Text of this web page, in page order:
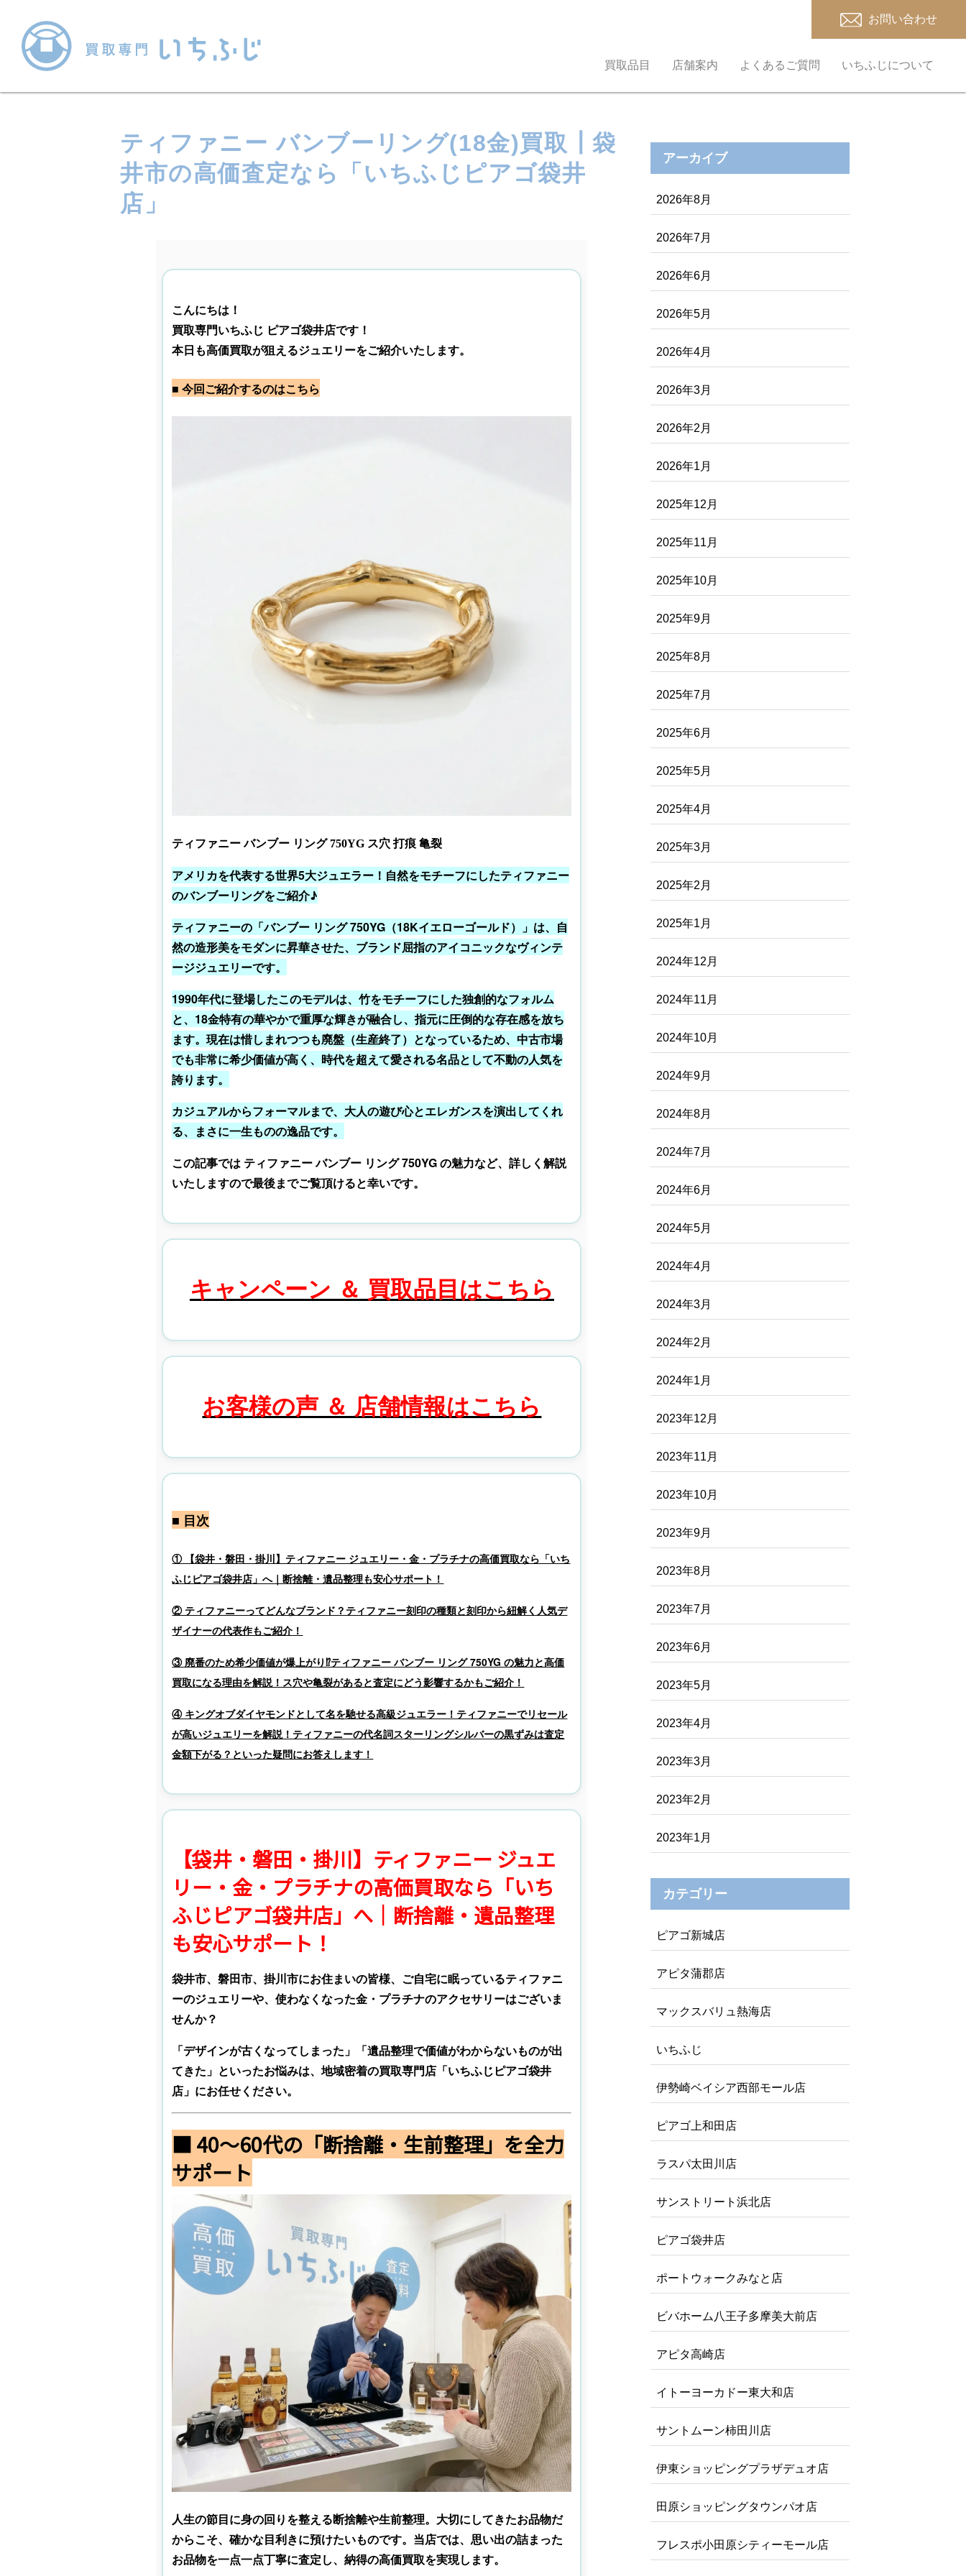
お問い合わせ
買取品目 店舗案内 よくあるご質問 いちふじについて
ティファニー バンブーリング(18金)買取┃袋
井市の高価査定なら「いちふじピアゴ袋井
店」
こんにちは！
買取専門いちふじ ピアゴ袋井店です！
本日も高価買取が狙えるジュエリーをご紹介いたします。
■ 今回ご紹介するのはこちら
ティファニー バンブー リング 750YG ス穴 打痕 亀裂
アメリカを代表する世界5大ジュエラー！自然をモチーフにしたティファニー
のバンブーリングをご紹介♪
ティファニーの「バンブー リング 750YG（18Kイエローゴールド）」は、自
然の造形美をモダンに昇華させた、ブランド屈指のアイコニックなヴィンテ
ージジュエリーです。
1990年代に登場したこのモデルは、竹をモチーフにした独創的なフォルム
と、18金特有の華やかで重厚な輝きが融合し、指元に圧倒的な存在感を放ち
ます。現在は惜しまれつつも廃盤（生産終了）となっているため、中古市場
でも非常に希少価値が高く、時代を超えて愛される名品として不動の人気を
誇ります。
カジュアルからフォーマルまで、大人の遊び心とエレガンスを演出してくれ
る、まさに一生ものの逸品です。
この記事では ティファニー バンブー リング 750YG の魅力など、詳しく解説
いたしますので最後までご覧頂けると幸いです。
キャンペーン ＆ 買取品目はこちら
お客様の声 ＆ 店舗情報はこちら
■ 目次
① 【袋井・磐田・掛川】ティファニー ジュエリー・金・プラチナの高価買取なら「いち
ふじピアゴ袋井店」へ｜断捨離・遺品整理も安心サポート！
② ティファニーってどんなブランド？ティファニー刻印の種類と刻印から紐解く人気デ
ザイナーの代表作もご紹介！
③ 廃番のため希少価値が爆上がり⁉ティファニー バンブー リング 750YG の魅力と高価
買取になる理由を解説！ス穴や亀裂があると査定にどう影響するかもご紹介！
④ キングオブダイヤモンドとして名を馳せる高級ジュエラー！ティファニーでリセール
が高いジュエリーを解説！ティファニーの代名詞スターリングシルバーの黒ずみは査定
金額下がる？といった疑問にお答えします！
【袋井・磐田・掛川】ティファニー ジュエ
リー・金・プラチナの高価買取なら「いち
ふじピアゴ袋井店」へ｜断捨離・遺品整理
も安心サポート！
袋井市、磐田市、掛川市にお住まいの皆様、ご自宅に眠っているティファニ
ーのジュエリーや、使わなくなった金・プラチナのアクセサリーはございま
せんか？
「デザインが古くなってしまった」「遺品整理で価値がわからないものが出
てきた」といったお悩みは、地域密着の買取専門店「いちふじピアゴ袋井
店」にお任せください。
■ 40～60代の「断捨離・生前整理」を全力
サポート
人生の節目に身の回りを整える断捨離や生前整理。大切にしてきたお品物だ
からこそ、確かな目利きに預けたいものです。当店では、思い出の詰まった
お品物を一点一点丁寧に査定し、納得の高価買取を実現します。
アーカイブ
2026年8月
2026年7月
2026年6月
2026年5月
2026年4月
2026年3月
2026年2月
2026年1月
2025年12月
2025年11月
2025年10月
2025年9月
2025年8月
2025年7月
2025年6月
2025年5月
2025年4月
2025年3月
2025年2月
2025年1月
2024年12月
2024年11月
2024年10月
2024年9月
2024年8月
2024年7月
2024年6月
2024年5月
2024年4月
2024年3月
2024年2月
2024年1月
2023年12月
2023年11月
2023年10月
2023年9月
2023年8月
2023年7月
2023年6月
2023年5月
2023年4月
2023年3月
2023年2月
2023年1月
カテゴリー
ピアゴ新城店
アピタ蒲郡店
マックスバリュ熱海店
いちふじ
伊勢崎ベイシア西部モール店
ピアゴ上和田店
ラスパ太田川店
サンストリート浜北店
ピアゴ袋井店
ポートウォークみなと店
ビバホーム八王子多摩美大前店
アピタ高崎店
イトーヨーカドー東大和店
サントムーン柿田川店
伊東ショッピングプラザデュオ店
田原ショッピングタウンパオ店
フレスポ小田原シティーモール店